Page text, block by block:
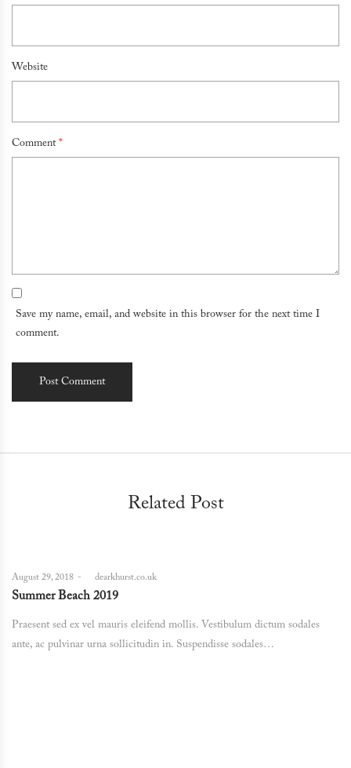
Website
Comment *
Save my name, email, and website in this browser for the next time I
comment.
Related Post
Posted
on
August 29, 2018 bydearkhurst.co.uk
Summer Beach 2019
Praesent sed ex vel mauris eleifend mollis. Vestibulum dictum sodales
ante, ac pulvinar urna sollicitudin in. Suspendisse sodales…